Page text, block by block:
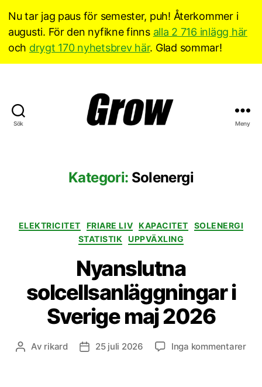
Nu tar jag paus för semester, puh! Återkommer i
augusti. För den nyfikne finns alla 2 716 inlägg här
och drygt 170 nyhetsbrev här. Glad sommar!
Sök Meny
Kategori: Solenergi
Kategorier
ELEKTRICITET FRIARE LIV KAPACITET
SOLENERGI
STATISTIK
UPPVÄXLING
Nyanslutna
solcellsanläggningar i
Sverige maj 2026
Inläggsförfattare
Av rikard Inläggsdatum
25 juli 2026 Inga kommentarertill